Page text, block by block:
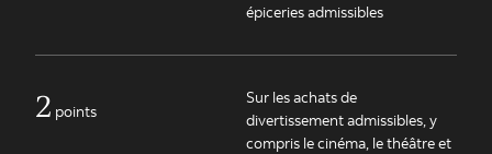
épiceries admissibles
2 points
Sur les achats de
divertissement admissibles, y
compris le cinéma, le théâtre et